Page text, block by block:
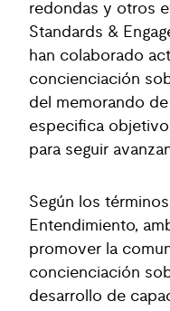
redondas y otros
Standards &
han colaborado
concienciación
del memorando
especifica
para seguir
Según los
Entendimiento,
promover la
concienciación
desarrollo de